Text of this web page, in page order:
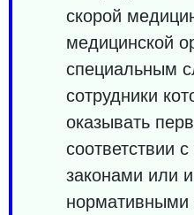
скорой
медицинской
специальным
сотрудники
оказывать
соответствии
законами или
нормативными